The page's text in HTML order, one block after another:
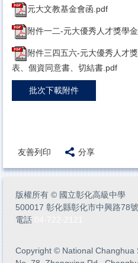
元大文教基金會函.pdf
附件一二-元大優秀人才獎學
附件三四五六-元大優秀人才
表、個資同意書、切結書.pdf
批次下載附件
友善列印 分享
版權所有 © 國立彰化高級中學
500017 彰化縣彰化市中興路78號
電話
Copyright © National Changhua